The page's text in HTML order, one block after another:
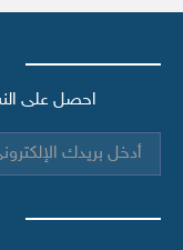
احصل على